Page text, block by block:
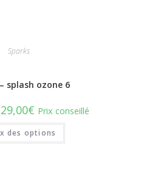
Sparks
splash ozone 6
€ Prix conseillé
des options